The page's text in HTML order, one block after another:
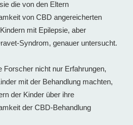
die von den Eltern
von CBD angereicherten
mit Epilepsie, aber
Syndrom, genauer untersucht.
Forscher nicht nur Erfahrungen,
mit der Behandlung machten,
der Kinder über ihre
der CBD-Behandlung